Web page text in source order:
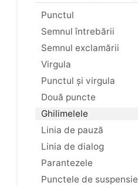
Punctul
Semnul întrebării
Semnul exclamării
Virgula
Punctul și virgula
Două puncte
Ghilimelele
Linia de pauză
Linia de dialog
Parantezele
Punctele de suspensie